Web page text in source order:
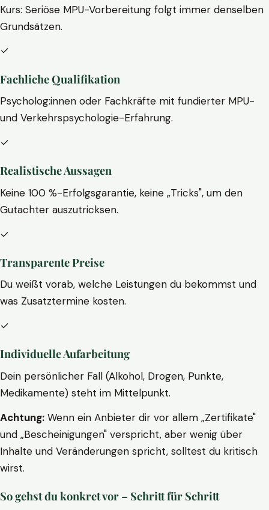
Kurs: Seriöse MPU-Vorbereitung folgt immer denselben
Grundsätzen.
✓
Fachliche Qualifikation
Psycholog:innen oder Fachkräfte mit fundierter MPU-
und Verkehrspsychologie-Erfahrung.
✓
Realistische Aussagen
Keine 100 %-Erfolgsgarantie, keine „Tricks", um den
Gutachter auszutricksen.
✓
Transparente Preise
Du weißt vorab, welche Leistungen du bekommst und
was Zusatztermine kosten.
✓
Individuelle Aufarbeitung
Dein persönlicher Fall (Alkohol, Drogen, Punkte,
Medikamente) steht im Mittelpunkt.
Achtung: Wenn ein Anbieter dir vor allem „Zertifikate"
und „Bescheinigungen" verspricht, aber wenig über
Inhalte und Veränderungen spricht, solltest du kritisch
wirst.
So gehst du konkret vor – Schritt für Schritt